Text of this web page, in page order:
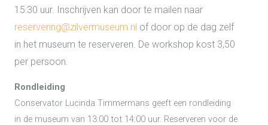
15:30 uur. Inschrijven kan door te mailen naar
reservering@zilvermuseum.nl of door op de dag zelf
in het museum te reserveren. De workshop kost 3,50
per persoon.
Rondleiding
Conservator Lucinda Timmermans geeft een rondleiding
in de museum van 13:00 tot 14:00 uur. Reserveren voor de